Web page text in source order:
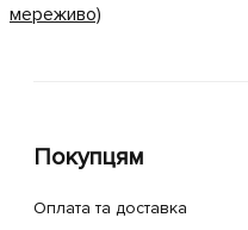
мереживо)
Покупцям
Оплата та доставка